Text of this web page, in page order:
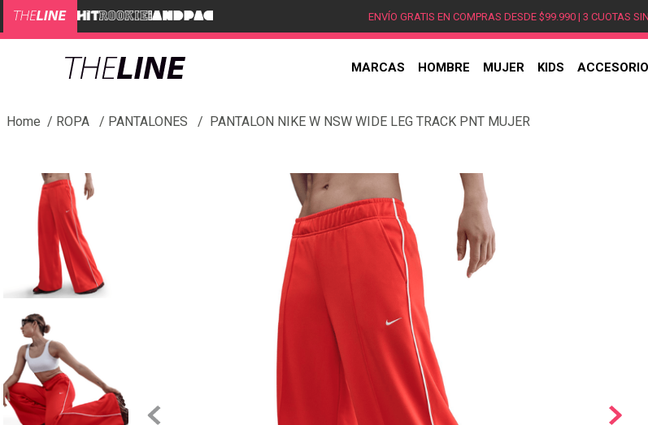
ENVÍO GRATIS EN COMPRAS DESDE $99.990 | 3 CUOTAS
MARCAS HOMBRE MUJER KIDS
ROPA PANTALONES PANTALON NIKE W NSW WIDE LEG TRACK PNT MUJER
1.